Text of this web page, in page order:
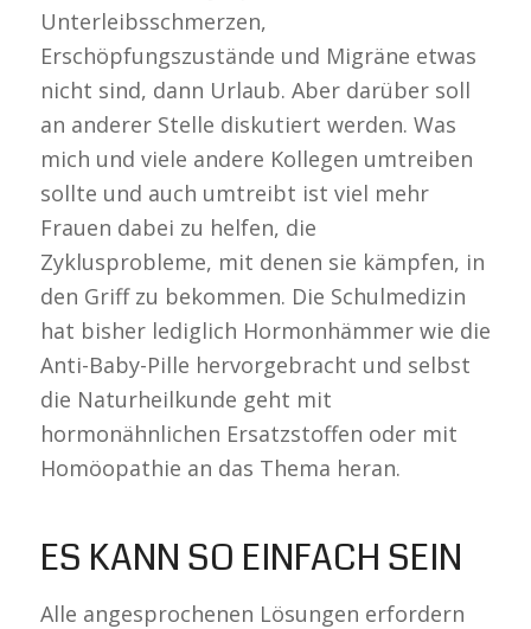
Unterleibsschmerzen,
Erschöpfungszustände und Migräne etwas
nicht sind, dann Urlaub. Aber darüber soll
an anderer Stelle diskutiert werden. Was
mich und viele andere Kollegen umtreiben
sollte und auch umtreibt ist viel mehr
Frauen dabei zu helfen, die
Zyklusprobleme, mit denen sie kämpfen, in
den Griff zu bekommen. Die Schulmedizin
hat bisher lediglich Hormonhämmer wie die
Anti-Baby-Pille hervorgebracht und selbst
die Naturheilkunde geht mit
hormonähnlichen Ersatzstoffen oder mit
Homöopathie an das Thema heran.
ES KANN SO EINFACH SEIN
Alle angesprochenen Lösungen erfordern